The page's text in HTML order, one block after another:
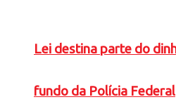
Lei destina parte do
fundo da Polícia Federal